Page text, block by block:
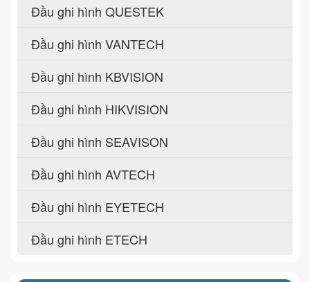
Đầu ghi hình QUESTEK
Đầu ghi hình VANTECH
Đầu ghi hình KBVISION
Đầu ghi hình HIKVISION
Đầu ghi hình SEAVISON
Đầu ghi hình AVTECH
Đầu ghi hình EYETECH
Đầu ghi hình ETECH